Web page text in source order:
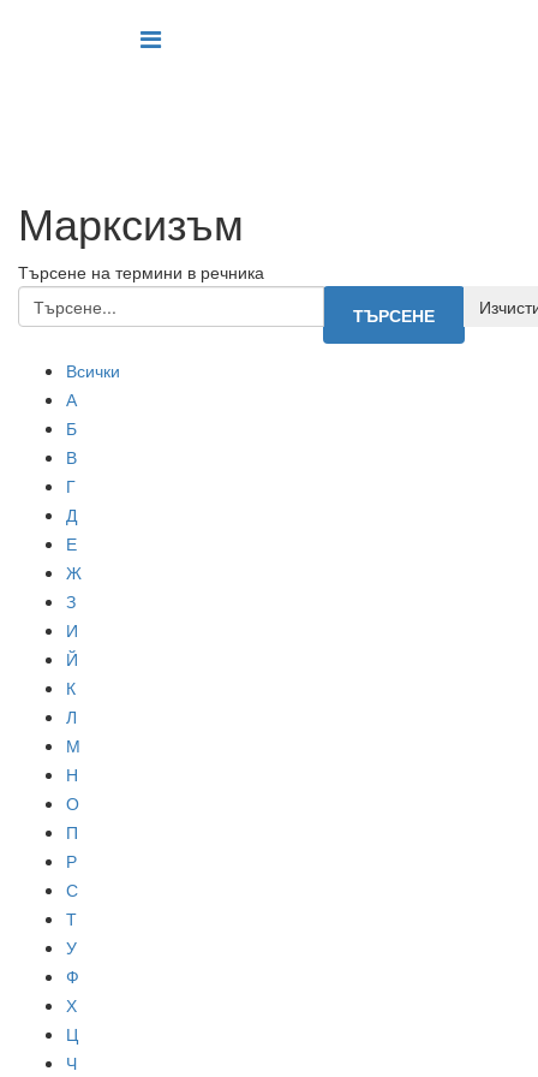
Марксизъм
Търсене на термини в речника
Всички
А
Б
В
Г
Д
Е
Ж
З
И
Й
К
Л
М
Н
О
П
Р
С
Т
У
Ф
Х
Ц
Ч